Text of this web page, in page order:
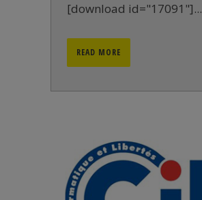
[download id="17091"]...
READ MORE